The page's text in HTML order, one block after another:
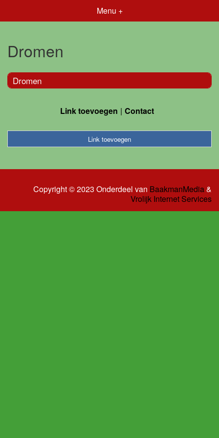
Menu +
Dromen
Dromen
Link toevoegen Contact
Link toevoegen
Copyright © 2023 Onderdeel van BaakmanMedia&
Vrolijk Internet Services